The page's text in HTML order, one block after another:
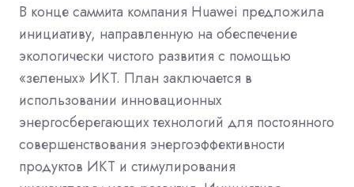
В конце саммита компания Huawei предложила
инициативу, направленную на обеспечение
экологически чистого развития с помощью
«зеленых» ИКТ. План заключается в
использовании инновационных
энергосберегающих технологий для постоянного
совершенствования энергоэффективности
продуктов ИКТ и стимулирования